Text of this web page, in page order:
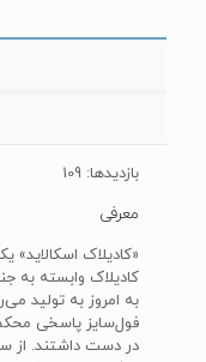
بازدیدها: 109
معرفی
فول‌سایز پاسخی محکم